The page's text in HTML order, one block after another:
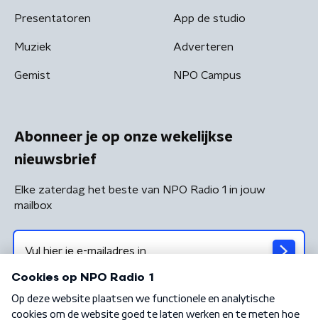
Presentatoren
Muziek
Gemist
App de studio
Adverteren
NPO Campus
Abonneer je op onze wekelijkse
nieuwsbrief
Elke zaterdag het beste van NPO Radio 1 in jouw
mailbox